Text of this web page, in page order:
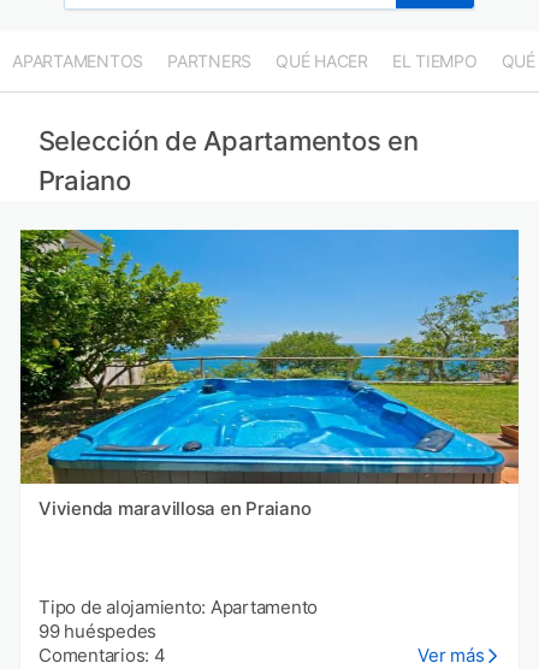
APARTAMENTOS PARTNERS QUÉ HACER EL TIEMPO QUÉ
Selección de Apartamentos en
Praiano
Vivienda maravillosa en Praiano
Tipo de alojamiento: Apartamento
99 huéspedes
Comentarios: 4
Ver más